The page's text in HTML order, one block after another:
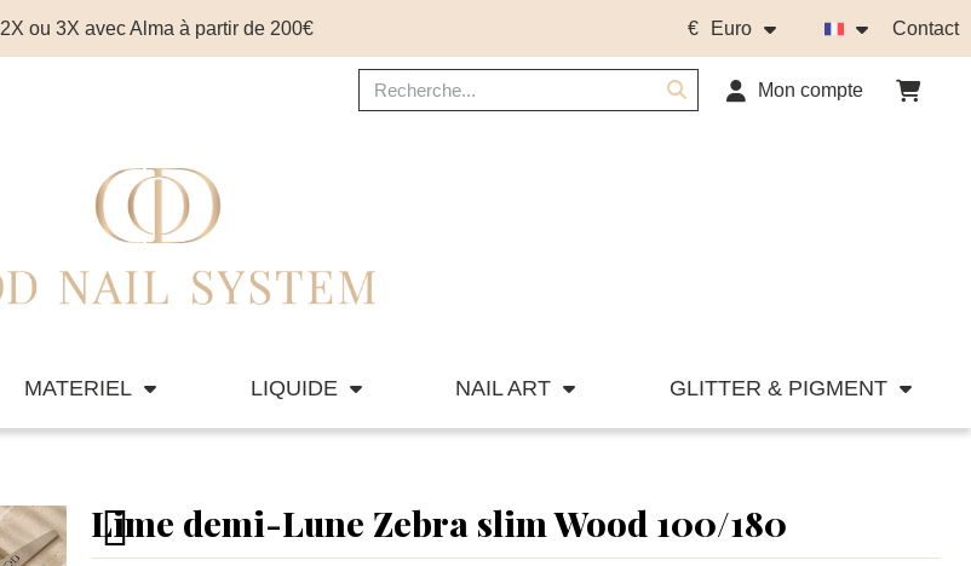
2X ou 3X avec Alma à partir de 200€ € Euro Contact
Mon compte
MATERIEL LIQUIDE NAIL ART GLITTER & PIGMENT
Lime demi-Lune Zebra slim Wood 100/180